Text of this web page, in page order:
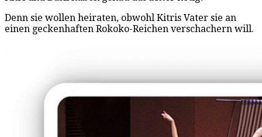
Denn sie wollen heiraten, obwohl Kitris Vater sie an
einen geckenhaften Rokoko-Reichen verschachern will.